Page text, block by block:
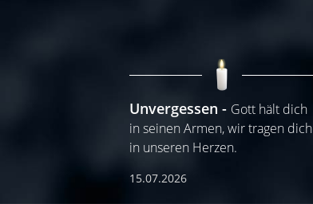
Unvergessen
Gott hält dich
in seinen Armen, wir tragen dich
in unseren Herzen.
15.07.2026